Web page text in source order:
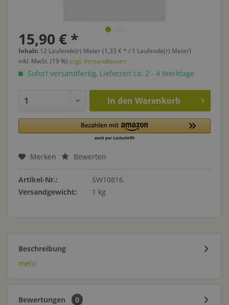
15,90 € *
Inhalt: 12 Laufende(r) Meter (1,33 € * / 1 Laufende(r) Meter)
inkl. MwSt. (19 %) zzgl. Versandkosten
Sofort versandfertig, Lieferzeit ca. 2 - 4 Werktage
In den Warenkorb
Merken Bewerten
Artikel-Nr.:
SW10816
Versandgewicht:
1 kg
Beschreibung
mehr
Bewertungen
0